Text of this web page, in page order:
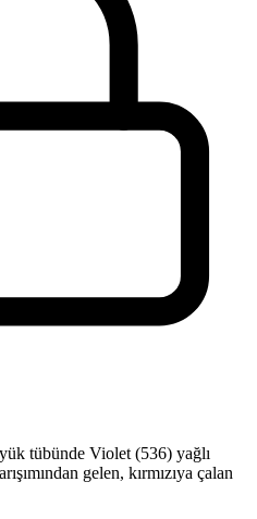
tübünde Violet (536) yağlı
gelen, kırmızıya çalan